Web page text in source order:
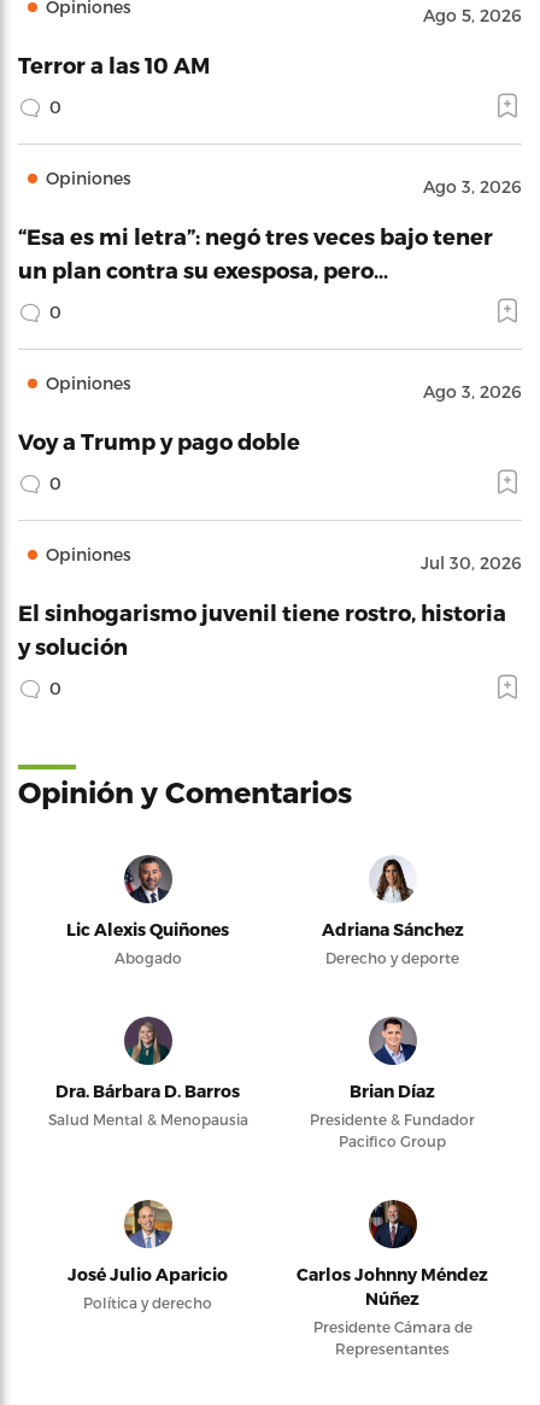
Opiniones Ago 5, 2026
Terror a las 10 AM
0
Opiniones Ago 3, 2026
“Esa es mi letra”: negó tres veces bajo tener
un plan contra su exesposa, pero…
0
Opiniones Ago 3, 2026
Voy a Trump y pago doble
0
Opiniones Jul 30, 2026
El sinhogarismo juvenil tiene rostro, historia
y solución
0
Opinión y Comentarios
Lic Alexis Quiñones
Abogado
Adriana Sánchez
Derecho y deporte
Dra. Bárbara D. Barros
Salud Mental & Menopausia
Brian Díaz
Presidente & Fundador
Pacifico Group
José Julio Aparicio
Política y derecho
Carlos Johnny Méndez
Núñez
Presidente Cámara de
Representantes